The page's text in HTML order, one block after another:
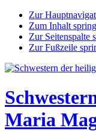
Zur
Zum Inhalt
Zur Seitenspalte
Zur Fußzeile
Maria